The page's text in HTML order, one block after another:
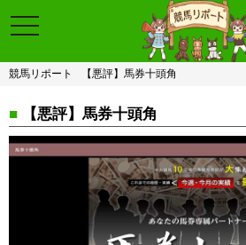
toggle
navigation
競馬リポート 【悪評】馬券十頭角
■ 【悪評】馬券十頭角